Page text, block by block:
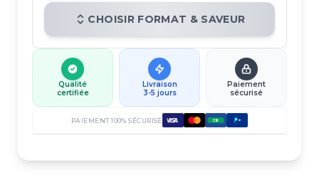
CHOISIR FORMAT & SAVEUR
Qualité
certifiée
Livraison
3-5 jours
Paiement
sécurisé
PAIEMENT 100% SÉCURISÉ CB